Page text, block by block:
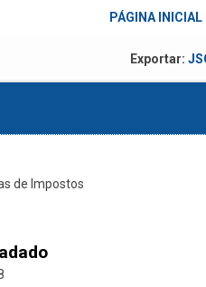
PÁGINA INICIAL
Exportar:
de Impostos